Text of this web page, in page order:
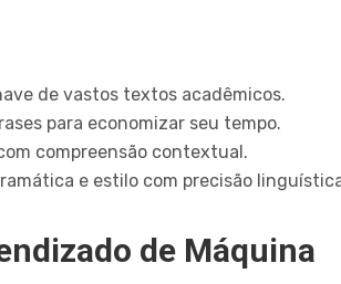
de vastos textos acadêmicos.
para economizar seu tempo.
compreensão contextual.
e estilo com precisão
de Máquina